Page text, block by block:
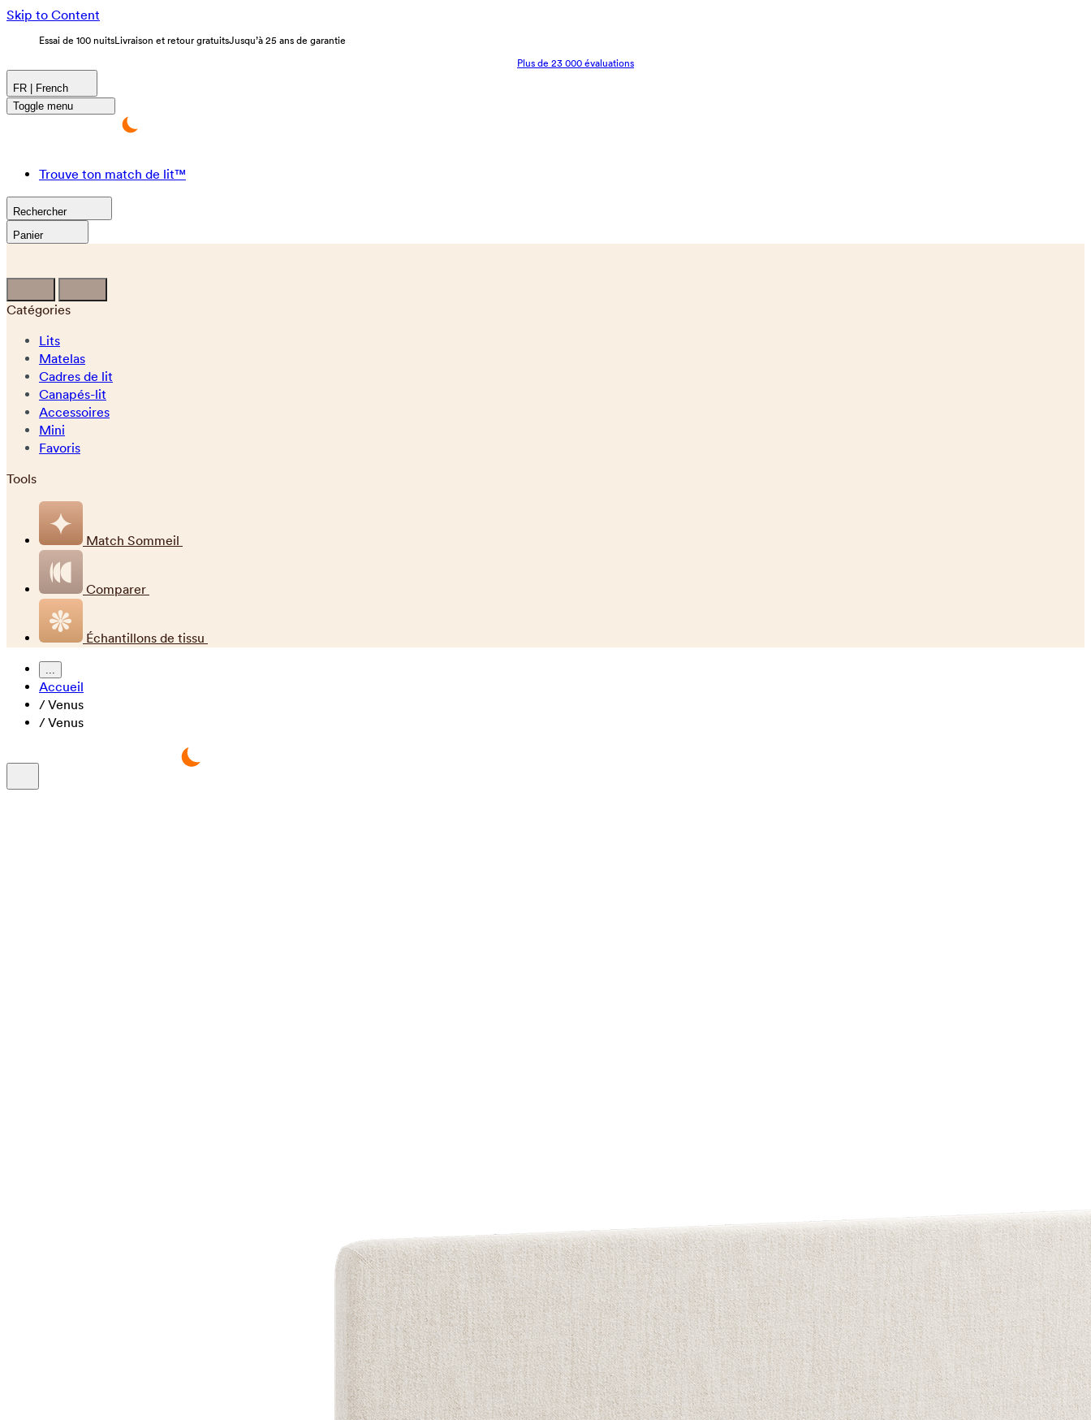
Skip to Content
Essai de 100 nuitsLivraison et retour gratuitsJusqu’à 25 ans de garantie
Plus de 23 000 évaluations
FR | French
Toggle menu
Trouve ton match de lit™
Rechercher
Panier
Catégories
Lits
Matelas
Cadres de lit
Canapés-lit
Accessoires
Mini
Favoris
Tools
Match Sommeil
Comparer
Échantillons de tissu
...
Accueil
/Venus
/Venus